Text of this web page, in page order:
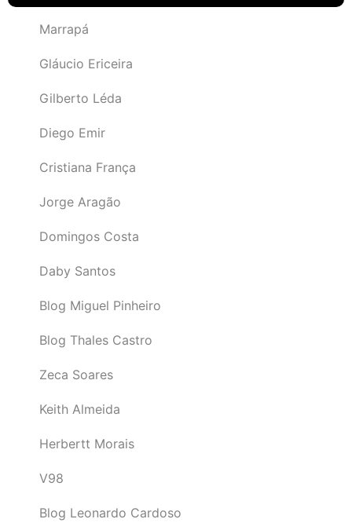
Marrapá
Gláucio Ericeira
Gilberto Léda
Diego Emir
Cristiana França
Jorge Aragão
Domingos Costa
Daby Santos
Blog Miguel Pinheiro
Blog Thales Castro
Zeca Soares
Keith Almeida
Herbertt Morais
V98
Blog Leonardo Cardoso